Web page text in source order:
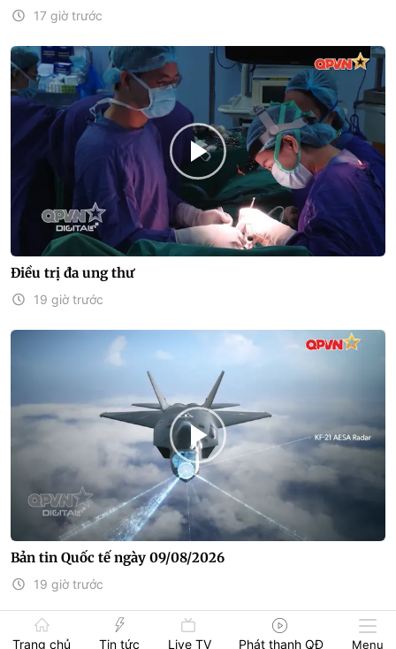
17 giờ trước
Điều trị đa ung thư
19 giờ trước
Bản tin Quốc tế ngày 09/08/2026
19 giờ trước
Trang chủ Tin tức Live TV Phát thanh QĐ Menu